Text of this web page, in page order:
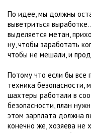
По идее, мы должны
выветриться
выделяется метан,
ну, чтобы заработать
чтобы не мешали, и
Потому что если бы все
техника безопасности,
шахтеры работали в
безопасности, план
этом зарплата должна
конечно же, хозяева не